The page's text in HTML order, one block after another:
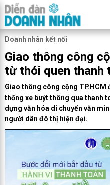
Doanh nhân kết nối
Giao thông công
từ thói quen thanh
Giao thông công cộng
thống xe buýt thông qua thanh
dựng văn hóa di chuyển văn
người dân đô thị hiện đại.